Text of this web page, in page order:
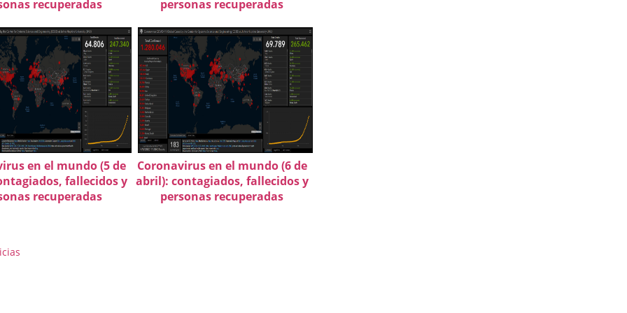
recuperadas
personas recuperadas
en el mundo (5 de
fallecidos y
recuperadas
Coronavirus en el mundo (6 de
abril): contagiados, fallecidos y
personas recuperadas